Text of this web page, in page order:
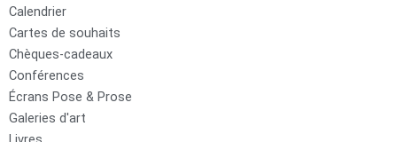
Calendrier
Cartes de souhaits
Chèques-cadeaux
Conférences
Écrans Pose & Prose
Galeries d'art